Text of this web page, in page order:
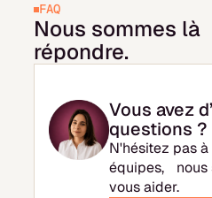
FAQ
Nous sommes
répondre.
Vous avez
questions ?
N'hésitez pas
équipes, nous
vous aider.